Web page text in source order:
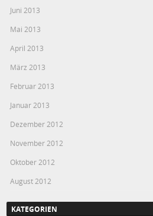
Juni 2013
Mai 2013
April 2013
März 2013
Februar 2013
Januar 2013
Dezember 2012
November 2012
Oktober 2012
August 2012
KATEGORIEN